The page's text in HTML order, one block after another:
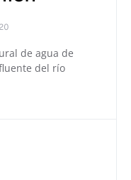
de agua de
del río